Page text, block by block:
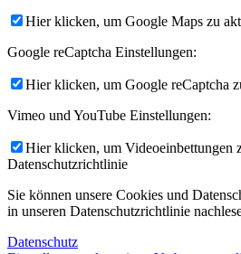
Hier klicken, um Google Maps zu
Google reCaptcha Einstellungen:
Hier klicken, um Google reCaptcha
Vimeo und YouTube Einstellungen:
Hier klicken, um Videoeinbettungen
Datenschutzrichtlinie
Sie können unsere Cookies und
in unseren Datenschutzrichtlinie
Datenschutz